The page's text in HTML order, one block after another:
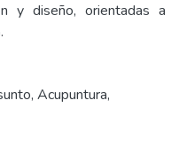
y diseño, orientadas a
, Acupuntura,